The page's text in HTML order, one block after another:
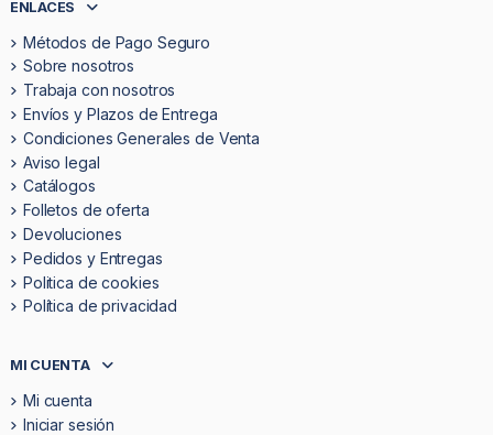
ENLACES
Métodos de Pago Seguro
Sobre nosotros
Trabaja con nosotros
Envíos y Plazos de Entrega
Condiciones Generales de Venta
Aviso legal
Catálogos
Folletos de oferta
Devoluciones
Pedidos y Entregas
Politica de cookies
Política de privacidad
MI CUENTA
Mi cuenta
Iniciar sesión